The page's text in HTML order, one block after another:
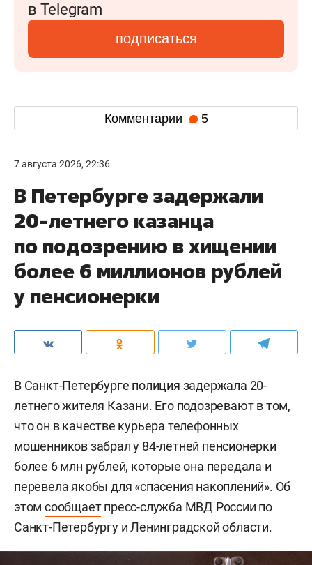
в Telegram
подписаться
Комментарии 5
7 августа 2026, 22:36
В Петербурге задержали
20-летнего казанца
по подозрению в хищении
более 6 миллионов рублей
у пенсионерки
В Санкт-Петербурге полиция задержала 20-
летнего жителя Казани. Его подозревают в том,
что он в качестве курьера телефонных
мошенников забрал у 84-летней пенсионерки
более 6 млн рублей, которые она передала и
перевела якобы для «спасения накоплений». Об
этом сообщаетпресс-служба МВД России по
Санкт-Петербургу и Ленинградской области.